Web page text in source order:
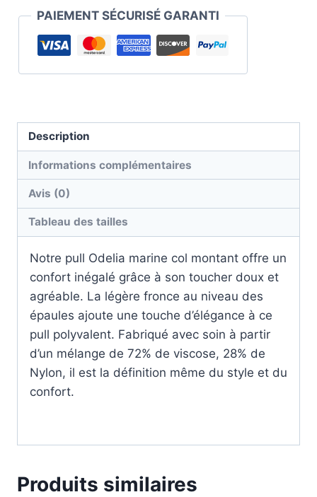
PAIEMENT SÉCURISÉ GARANTI
Description
Informations complémentaires
Avis (0)
Tableau des tailles
Notre pull Odelia marine col montant offre un
confort inégalé grâce à son toucher doux et
agréable. La légère fronce au niveau des
épaules ajoute une touche d’élégance à ce
pull polyvalent. Fabriqué avec soin à partir
d’un mélange de 72% de viscose, 28% de
Nylon, il est la définition même du style et du
confort.
Produits similaires